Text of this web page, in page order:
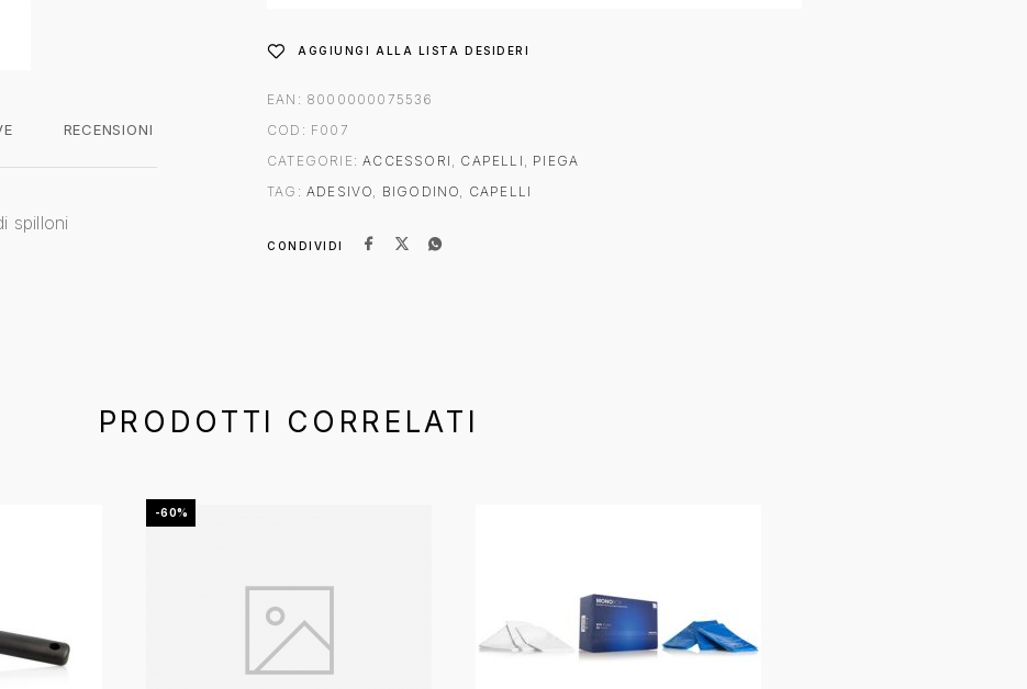
RECENSIONI
spilloni
AGGIUNGI ALLA LISTA DESIDERI
EAN: 8000000075536
COD: F007
CATEGORIE:ACCESSORI , CAPELLI , PIEGA
TAG: ADESIVO, BIGODINO, CAPELLI
CONDIVIDI
PRODOTTI CORRELATI
-60%